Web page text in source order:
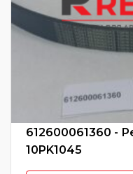
612600061360 -
10PK1045